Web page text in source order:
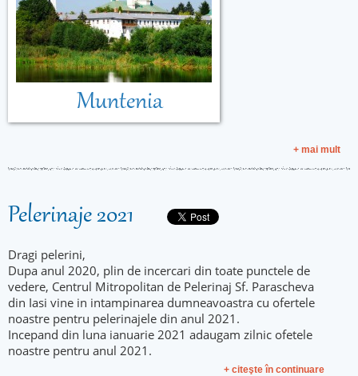
Muntenia
+ mai mult
Pelerinaje 2021
Dragi pelerini,
Dupa anul 2020, plin de incercari din toate punctele de
vedere, Centrul Mitropolitan de Pelerinaj Sf. Parascheva
din Iasi vine in intampinarea dumneavoastra cu ofertele
noastre pentru pelerinajele din anul 2021.
Incepand din luna ianuarie 2021 adaugam zilnic ofetele
noastre pentru anul 2021.
+ citeşte în continuare